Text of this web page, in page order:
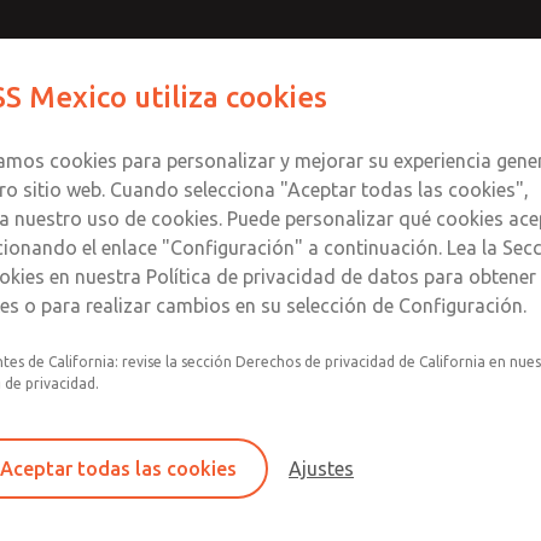
Filtros de preparación de aire,
Los silenciadores/reclasificadores para
superior para filtros de 1/4 de pulgada
alta capacidad, MD3™ y MD4™. Para
1076K77, diseñado para adaptar un
importante tener en cuenta que este kit
el recipiente de policarbonato incluido
Mexico utiliza cookies
cookies para personalizar y mejorar su experiencia
sitio web. Cuando selecciona "Aceptar todas las cookies",
nuestro uso de cookies. Puede personalizar qué cookies
el enlace "Configuración" a continuación. Lea la
en nuestra Política de privacidad de datos para obtener
o para realizar cambios en su selección de Configuración.
de California: revise la sección Derechos de privacidad de California en
de privacidad.
Aceptar todas las cookies Ajustes